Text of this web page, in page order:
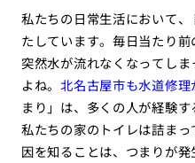
私たちの日常生活において
たしています。毎日当たり
突然水が流れなくなってし
よね。北名古屋市も水道修
まり」は、多くの人が経験す
私たちの家のトイレは詰ま
因を知ることは、つまりが